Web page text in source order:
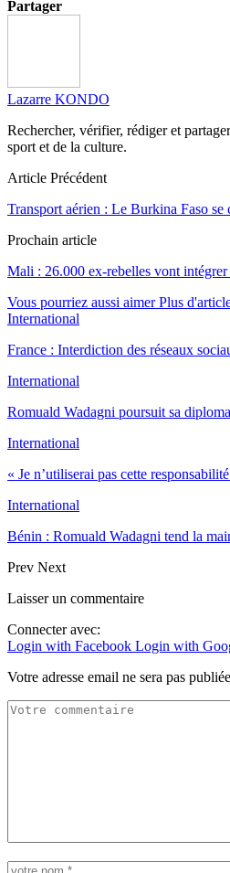
Partager
Lazarre KONDO
Rechercher, vérifier, rédiger et
sport et de la culture.
Article Précédent
Transport aérien : Le Burkina Faso
Prochain article
Mali : 26.000 ex-rebelles vont intégrer
Vous pourriez aussi aimer Plus
International
France : Interdiction des réseaux
International
Romuald Wadagni poursuit sa
International
« Je n’utiliserai pas cette
International
Bénin : Romuald Wadagni tend la
Prev Next
Laisser un commentaire
Connecter avec:
Login with Facebook Login with
Votre adresse email ne sera pas